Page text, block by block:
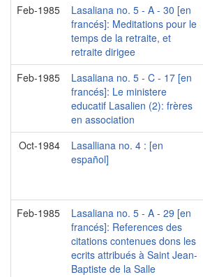
Feb-1985
Lasaliana no. 5 - A - 30 [en
francés]: Meditations pour le
temps de la retraite, et
retraite dirigee
Feb-1985
Lasaliana no. 5 - C - 17 [en
francés]: Le ministere
educatif Lasalien (2): frères
en association
Oct-1984
Lasalliana no. 4 : [en
español]
Feb-1985
Lasaliana no. 5 - A - 29 [en
francés]: References des
citations contenues dons les
ecrits attribués à Saint Jean-
Baptiste de la Salle